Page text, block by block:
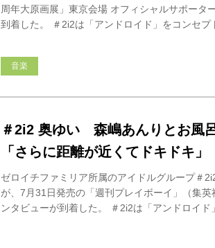
周年大原画展」東京会場 オフィシャルサポータ
到着した。 ＃2i2は「アンドロイド」をコンセプ
音楽
＃2i2 奥ゆい 森嶋あんりとお風
「さらに距離が近くてドキドキ」
ゼロイチファミリア所属のアイドルグループ＃
が、7月31日発売の「週刊プレイボーイ」（集
ンタビューが到着した。 ＃2i2は「アンドロイド